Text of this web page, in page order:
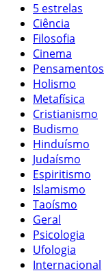
5 estrelas
Ciência
Filosofia
Cinema
Pensamentos
Holismo
Metafísica
Cristianismo
Budismo
Hinduísmo
Judaísmo
Espiritismo
Islamismo
Taoísmo
Geral
Psicologia
Ufologia
Internacional